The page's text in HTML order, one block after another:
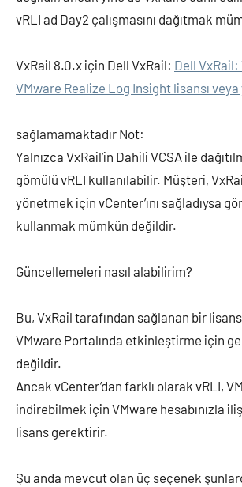
vRLI ad Day2 çalışmasını dağıtmak
VxRail 8.0.x için Dell VxRail: Dell VxRail:
VMware Realize Log Insight lisansı veya
sağlamamaktadır Not:
Yalnızca VxRail’in Dahili VCSA ile
gömülü vRLI kullanılabilir. Müşteri,
yönetmek için vCenter’ını sağladıysa
kullanmak mümkün değildir.
Güncellemeleri nasıl alabilirim?
Bu, VxRail tarafından sağlanan bir
VMware Portalında etkinleştirme için
değildir.
Ancak vCenter’dan farklı olarak vRLI,
indirebilmek için VMware hesabınızla
lisans gerektirir.
Şu anda mevcut olan üç seçenek